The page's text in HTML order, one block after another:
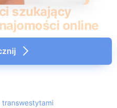
szukający
online
transwestytami